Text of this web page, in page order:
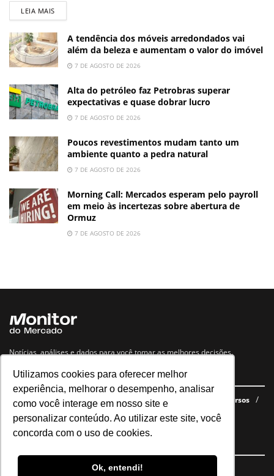
Utilizamos cookies para oferecer melhor
experiência, melhorar o desempenho, analisar
como você interage em nosso site e
personalizar conteúdo. Ao utilizar este site, você
concorda com o uso de cookies.
Ok, entendi!
LEIA MAIS
A tendência dos móveis arredondados vai
além da beleza e aumentam o valor do imóvel
7 DE AGOSTO DE 2026
Alta do petróleo faz Petrobras superar
expectativas e quase dobrar lucro
7 DE AGOSTO DE 2026
Poucos revestimentos mudam tanto um
ambiente quanto a pedra natural
7 DE AGOSTO DE 2026
Morning Call: Mercados esperam pelo payroll
em meio às incertezas sobre abertura de
Ormuz
7 DE AGOSTO DE 2026
Notícias, análises e dados para você tomar as melhores decisões.
Navegue no site
Últimas notícias Quem somos E-books gratuitos
Cursos
Política de privacidade